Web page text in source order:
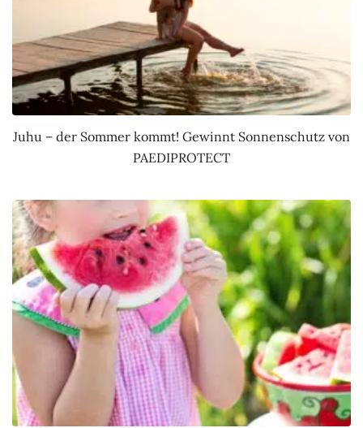
Juhu – der Sommer kommt! Gewinnt Sonnenschutz von
PAEDIPROTECT